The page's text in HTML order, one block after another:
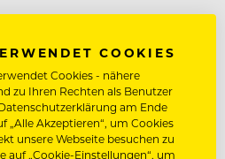
DICH AUCH
COOKIES
Cookies - nähere
zu Ihren Rechten als Benutzer
am Ende
„Alle Akzeptieren“, um Cookies
unsere Webseite besuchen zu
auf „Cookie-Einstellungen“, um